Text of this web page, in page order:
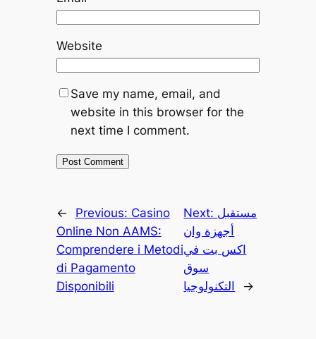
Website
Save my name, email, and
website in this browser for the
next time I comment.
← Previous: Casino
Online Non AAMS:
Comprendere i Metodi
di Pagamento
Disponibili
Next: مستقبل
أجهزة وان
اكس بت في
سوق
التكنولوجيا
→